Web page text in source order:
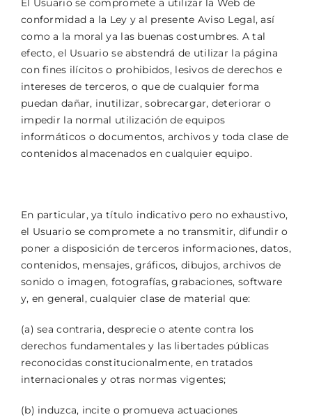
El Usuario se compromete a utilizar la Web de
conformidad a la Ley y al presente Aviso Legal, así
como a la moral ya las buenas costumbres. A tal
efecto, el Usuario se abstendrá de utilizar la página
con fines ilícitos o prohibidos, lesivos de derechos e
intereses de terceros, o que de cualquier forma
puedan dañar, inutilizar, sobrecargar, deteriorar o
impedir la normal utilización de equipos
informáticos o documentos, archivos y toda clase de
contenidos almacenados en cualquier equipo.
En particular, ya título indicativo pero no exhaustivo,
el Usuario se compromete a no transmitir, difundir o
poner a disposición de terceros informaciones, datos,
contenidos, mensajes, gráficos, dibujos, archivos de
sonido o imagen, fotografías, grabaciones, software
y, en general, cualquier clase de material que:
(a) sea contraria, desprecie o atente contra los
derechos fundamentales y las libertades públicas
reconocidas constitucionalmente, en tratados
internacionales y otras normas vigentes;
(b) induzca, incite o promueva actuaciones